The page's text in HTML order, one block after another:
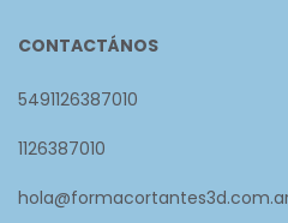
CONTACTÁNOS
5491126387010
1126387010